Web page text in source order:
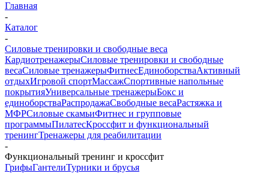
Главная
-
Каталог
-
Силовые тренировки и свободные веса
КардиотренажерыСиловые тренировки и свободные
весаСиловые тренажерыФитнесЕдиноборстваАктивный
отдыхИгровой спортМассажСпортивные напольные
покрытияУниверсальные тренажерыБокс и
единоборстваРаспродажаСвободные весаРастяжка и
МФРСиловые скамьиФитнес и групповые
программыПилатесКроссфит и функциональный
тренингТренажеры для реабилитации
-
Функциональный тренинг и кроссфит
ГрифыГантелиТурники и брусья